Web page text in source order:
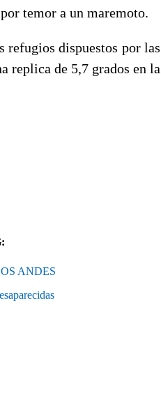
temor a un maremoto.
refugios dispuestos por las
replica de 5,7 grados en la
ANDES